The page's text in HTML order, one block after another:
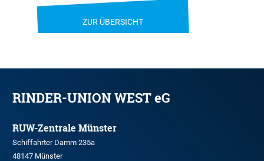
ZUR ÜBERSICHT
RINDER-UNION WEST eG
RUW-Zentrale Münster
Schiffahrter Damm 235a
48147 Münster